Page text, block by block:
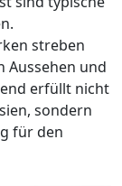
streben
Aussehen und
erfüllt nicht
sondern
für den